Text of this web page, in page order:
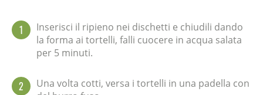
1
Inserisci il ripieno nei dischetti e chiudili dando
la forma ai tortelli, falli cuocere in acqua salata
per 5 minuti.
2
Una volta cotti, versa i tortelli in una padella con